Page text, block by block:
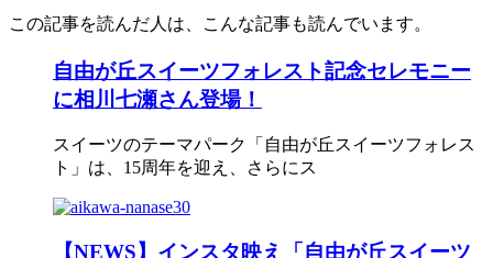
この記事を読んだ人は、こんな記事も読んでいます。
自由が丘スイーツフォレスト記念セレモニー
に相川七瀬さん登場！
スイーツのテーマパーク「自由が丘スイーツフォレス
ト」は、15周年を迎え、さらにス
【NEWS】インスタ映え「自由が丘スイーツ